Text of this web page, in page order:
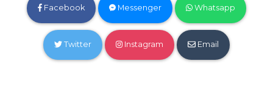
Facebook Messenger Whatsapp
Twitter Instagram Email